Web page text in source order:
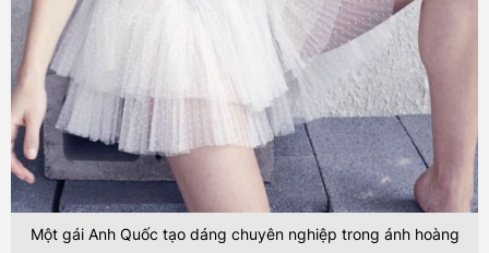
Một gái Anh Quốc tạo dáng chuyên nghiệp trong ánh hoàng